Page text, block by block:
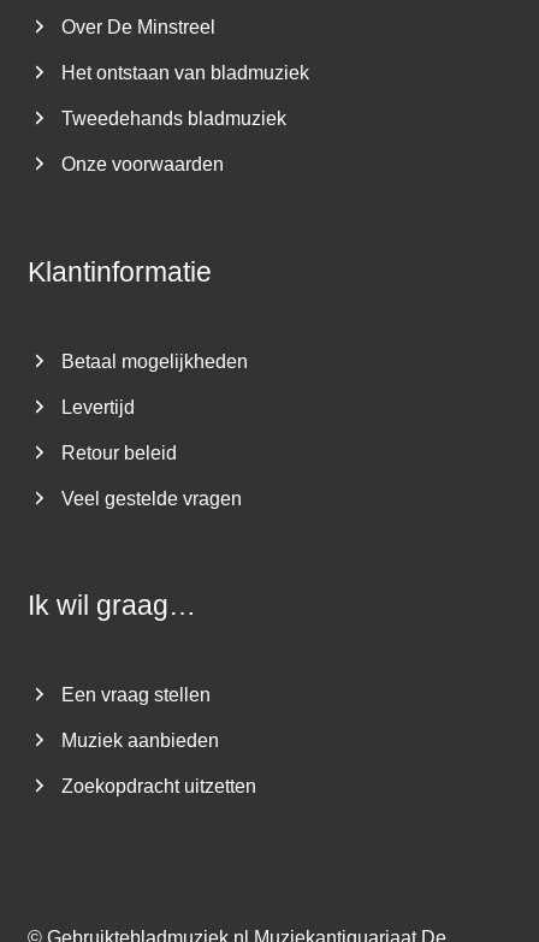
Over De Minstreel
Het ontstaan van bladmuziek
Tweedehands bladmuziek
Onze voorwaarden
Klantinformatie
Betaal mogelijkheden
Levertijd
Retour beleid
Veel gestelde vragen
Ik wil graag…
Een vraag stellen
Muziek aanbieden
Zoekopdracht uitzetten
© Gebruiktebladmuziek.nl Muziekantiquariaat De